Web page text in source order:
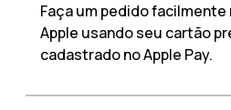
Faça um pedido
Apple usando seu cartão
cadastrado no Apple Pay.